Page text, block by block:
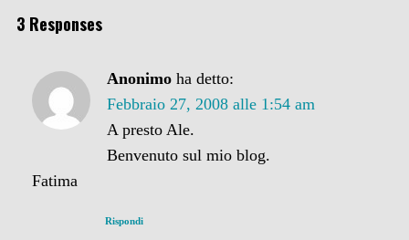
3 Responses
Anonimo ha detto:
Febbraio 27, 2008 alle 1:54 am
A presto Ale.
Benvenuto sul mio blog.
Fatima
Rispondi